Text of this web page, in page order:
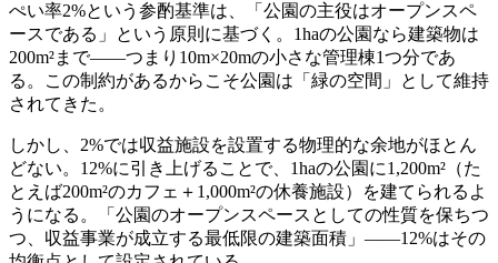
ぺい率2%という参酌基準は、「公園の主役はオープンスペ
ースである」という原則に基づく。1haの公園なら建築物は
200m²まで——つまり10m×20mの小さな管理棟1つ分であ
る。この制約があるからこそ公園は「緑の空間」として維持
されてきた。
しかし、2%では収益施設を設置する物理的な余地がほとん
どない。12%に引き上げることで、1haの公園に1,200m²（た
とえば200m²のカフェ＋1,000m²の休養施設）を建てられるよ
うになる。「公園のオープンスペースとしての性質を保ちつ
つ、収益事業が成立する最低限の建築面積」——12%はその